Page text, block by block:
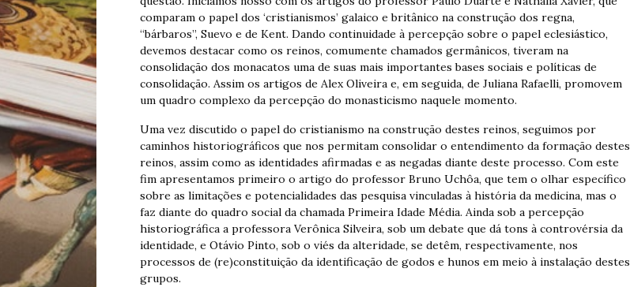
comparam o papel dos ‘cristianismos’ galaico e britânico na construção dos regna,
“bárbaros”, Suevo e de Kent. Dando continuidade à percepção sobre o papel eclesiástico,
devemos destacar como os reinos, comumente chamados germânicos, tiveram na
consolidação dos monacatos uma de suas mais importantes bases sociais e políticas de
consolidação. Assim os artigos de Alex Oliveira e, em seguida, de Juliana Rafaelli, promovem
um quadro complexo da percepção do monasticismo naquele momento.
Uma vez discutido o papel do cristianismo na construção destes reinos, seguimos por
caminhos historiográficos que nos permitam consolidar o entendimento da formação destes
reinos, assim como as identidades afirmadas e as negadas diante deste processo. Com este
fim apresentamos primeiro o artigo do professor Bruno Uchôa, que tem o olhar específico
sobre as limitações e potencialidades das pesquisa vinculadas à história da medicina, mas o
faz diante do quadro social da chamada Primeira Idade Média. Ainda sob a percepção
historiográfica a professora Verônica Silveira, sob um debate que dá tons à controvérsia da
identidade, e Otávio Pinto, sob o viés da alteridade, se detêm, respectivamente, nos
processos de (re)constituição da identificação de godos e hunos em meio à instalação destes
grupos.